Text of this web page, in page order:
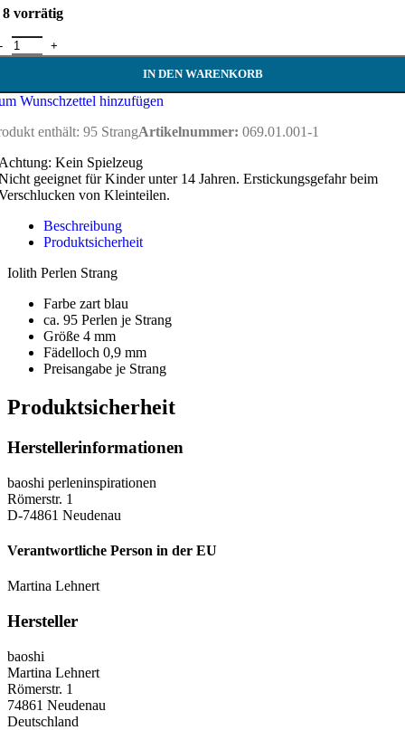
8 vorrätig
Perlen Strang 4 mm - facettiert Menge
IN DEN WARENKORB
Wunschzettel hinzufügen
enthält: 95 StrangArtikelnummer: 069.01.001-1
Kein Spielzeug
geeignet für Kinder unter 14 Jahren. Erstickungsgefahr beim
von Kleinteilen.
Beschreibung
Produktsicherheit
Iolith Perlen Strang
Farbe zart blau
ca. 95 Perlen je Strang
Größe 4 mm
Fädelloch 0,9 mm
Preisangabe je Strang
Produktsicherheit
Herstellerinformationen
baoshi perleninspirationen
Römerstr. 1
D-74861 Neudenau
Verantwortliche Person in der EU
Martina Lehnert
Hersteller
baoshi
Martina Lehnert
Römerstr. 1
74861 Neudenau
Deutschland